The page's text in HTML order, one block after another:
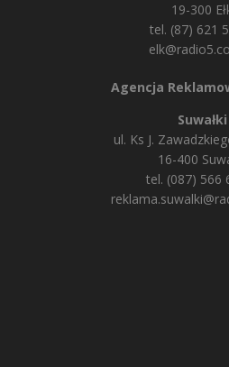
19-300
tel. (87) 621
Agencja
Suwałki
ul. Ks J.
16-400
tel. (087) 566